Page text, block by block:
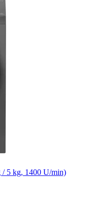
/ 5 kg, 1400 U/min)